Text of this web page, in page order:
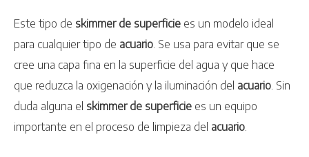
Este tipo de skimmer de superficie es un modelo ideal
para cualquier tipo de acuario . Se usa para evitar que se
cree una capa fina en la superficie del agua y que hace
que reduzca la oxigenación y la iluminación del acuario . Sin
duda alguna el skimmer de superficie es un equipo
importante en el proceso de limpieza del acuario